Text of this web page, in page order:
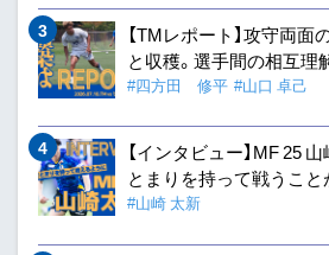
【TMレポート】攻守両
と収穫。選手間の相互理
#四方田 修平 #山口 卓己
【インタビュー】MF 25
とまりを持って戦うこと
#山崎 太新